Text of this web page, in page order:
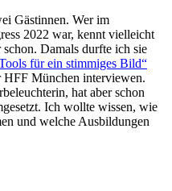
Gästinnen. Wer im
2022 war, kennt vielleicht
Damals durfte ich sie
für ein stimmiges Bild“
HFF München interviewen.
hat aber schon
Ich wollte wissen, wie
und welche Ausbildungen